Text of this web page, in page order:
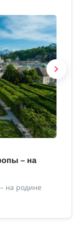
– на
на родине